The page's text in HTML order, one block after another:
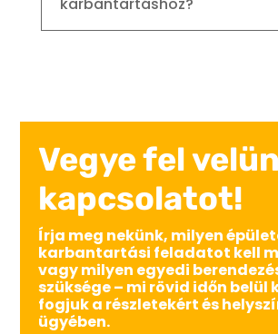
karbantartáshoz?
Vegye fel
kapcsolatot!
Írja meg nekünk, milyen
karbantartási feladatot kell
vagy milyen egyedi
szüksége – mi rövid időn belül
fogjuk a részletekért és
ügyében.